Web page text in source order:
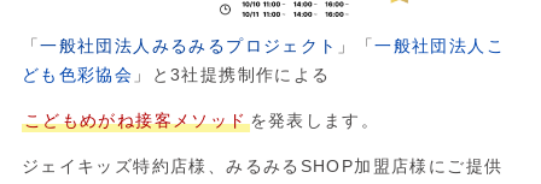
「一般社団法人みるみるプロジェクト 」「一般社団法人こ
ども色彩協会 」と3社提携制作による
こどもめがね接客メソッドを発表します。
ジェイキッズ特約店様、みるみるSHOP加盟店様にご提供